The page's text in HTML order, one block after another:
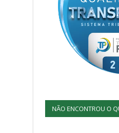
NÃO ENCONTROU O